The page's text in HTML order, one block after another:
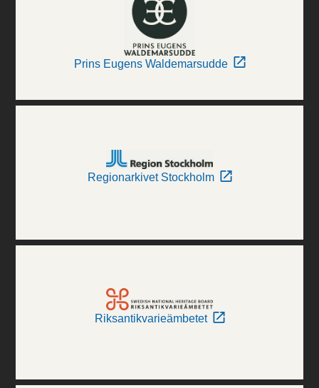
Prins Eugens Waldemarsudde
Regionarkivet Stockholm
Riksantikvarieämbetet